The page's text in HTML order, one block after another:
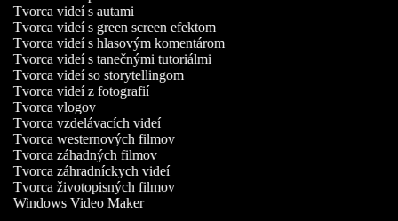
Tvorca videí s autami
Tvorca videí s green screen efektom
Tvorca videí s hlasovým komentárom
Tvorca videí s tanečnými tutoriálmi
Tvorca videí so storytellingom
Tvorca videí z fotografií
Tvorca vlogov
Tvorca vzdelávacích videí
Tvorca westernových filmov
Tvorca záhadných filmov
Tvorca záhradníckych videí
Tvorca životopisných filmov
Windows Video Maker